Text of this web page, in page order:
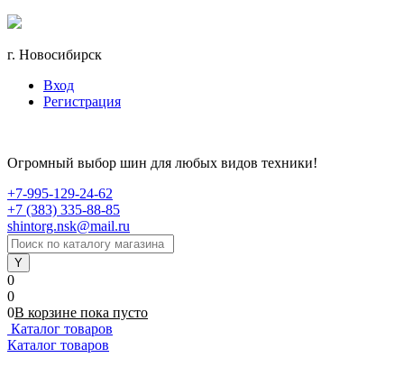
г. Новосибирск
Вход
Регистрация
Огромный выбор шин для любых видов техники!
+7-995-129-24-62
+7 (383) 335-88-85
shintorg.nsk@mail.ru
0
0
0В корзине пока пусто
Каталог товаров
Каталог товаров